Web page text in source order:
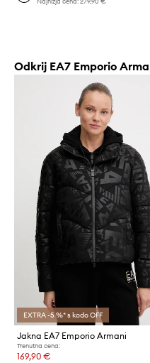
Odkrij EA7 Emporio
EXTRA -5 %* s kodo OFF
Jakna EA7 Emporio Armani
Trenutna cena:
169,90 €